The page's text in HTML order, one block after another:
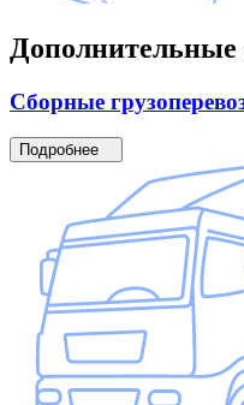
Дополнительные
Сборные
Подробнее